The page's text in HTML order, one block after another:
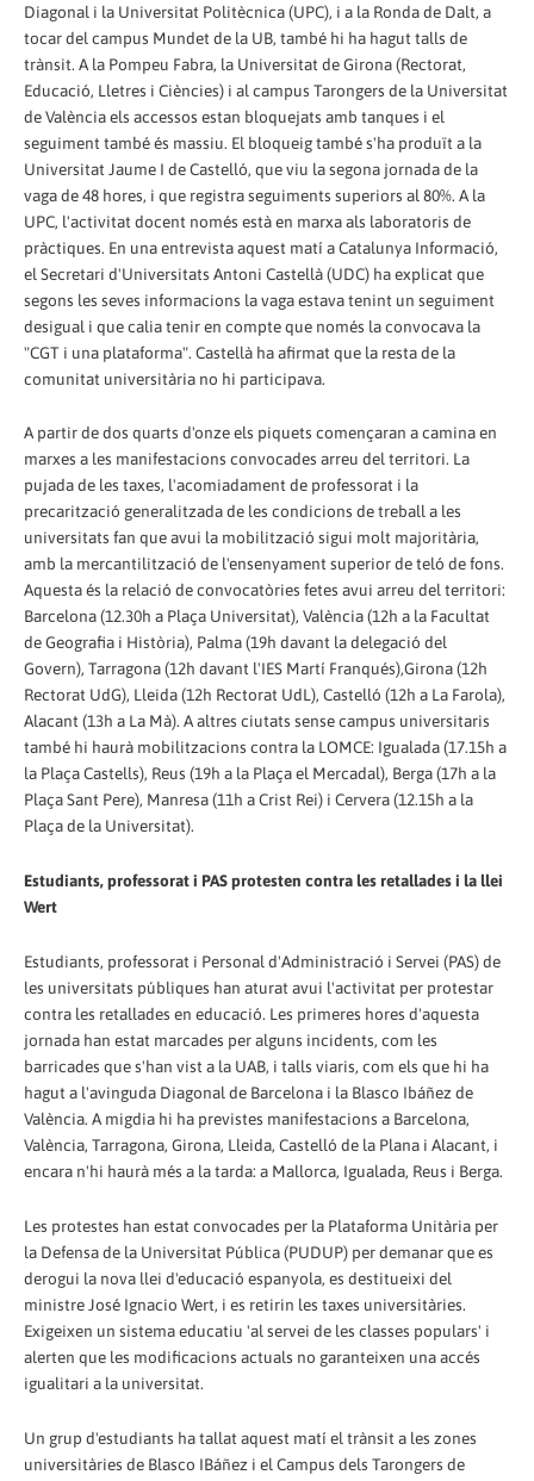
Diagonal i la Universitat Politècnica (UPC), i a la Ronda de Dalt, a
tocar del campus Mundet de la UB, també hi ha hagut talls de
trànsit. A la Pompeu Fabra, la Universitat de Girona (Rectorat,
Educació, Lletres i Ciències) i al campus Tarongers de la Universitat
de València els accessos estan bloquejats amb tanques i el
seguiment també és massiu. El bloqueig també s'ha produït a la
Universitat Jaume I de Castelló, que viu la segona jornada de la
vaga de 48 hores, i que registra seguiments superiors al 80%. A la
UPC, l'activitat docent només està en marxa als laboratoris de
pràctiques. En una entrevista aquest matí a Catalunya Informació,
el Secretari d'Universitats Antoni Castellà (UDC) ha explicat que
segons les seves informacions la vaga estava tenint un seguiment
desigual i que calia tenir en compte que només la convocava la
"CGT i una plataforma". Castellà ha afirmat que la resta de la
comunitat universitària no hi participava.
A partir de dos quarts d'onze els piquets començaran a camina en
marxes a les manifestacions convocades arreu del territori. La
pujada de les taxes, l'acomiadament de professorat i la
precarització generalitzada de les condicions de treball a les
universitats fan que avui la mobilització sigui molt majoritària,
amb la mercantilització de l'ensenyament superior de teló de fons.
Aquesta és la relació de convocatòries fetes avui arreu del territori:
Barcelona (12.30h a Plaça Universitat), València (12h a la Facultat
de Geografia i Història), Palma (19h davant la delegació del
Govern), Tarragona (12h davant l'IES Martí Franqués),Girona (12h
Rectorat UdG), Lleida (12h Rectorat UdL), Castelló (12h a La Farola),
Alacant (13h a La Mà). A altres ciutats sense campus universitaris
també hi haurà mobilitzacions contra la LOMCE: Igualada (17.15h a
la Plaça Castells), Reus (19h a la Plaça el Mercadal), Berga (17h a la
Plaça Sant Pere), Manresa (11h a Crist Rei) i Cervera (12.15h a la
Plaça de la Universitat).
Estudiants, professorat i PAS protesten contra les retallades i la llei
Wert
Estudiants, professorat i Personal d'Administració i Servei (PAS) de
les universitats públiques han aturat avui l'activitat per protestar
contra les retallades en educació. Les primeres hores d'aquesta
jornada han estat marcades per alguns incidents, com les
barricades que s'han vist a la UAB, i talls viaris, com els que hi ha
hagut a l'avinguda Diagonal de Barcelona i la Blasco Ibáñez de
València. A migdia hi ha previstes manifestacions a Barcelona,
València, Tarragona, Girona, Lleida, Castelló de la Plana i Alacant, i
encara n'hi haurà més a la tarda: a Mallorca, Igualada, Reus i Berga.
Les protestes han estat convocades per la Plataforma Unitària per
la Defensa de la Universitat Pública (PUDUP) per demanar que es
derogui la nova llei d'educació espanyola, es destitueixi del
ministre José Ignacio Wert, i es retirin les taxes universitàries.
Exigeixen un sistema educatiu 'al servei de les classes populars' i
alerten que les modificacions actuals no garanteixen una accés
igualitari a la universitat.
Un grup d'estudiants ha tallat aquest matí el trànsit a les zones
universitàries de Blasco IBáñez i el Campus dels Tarongers de